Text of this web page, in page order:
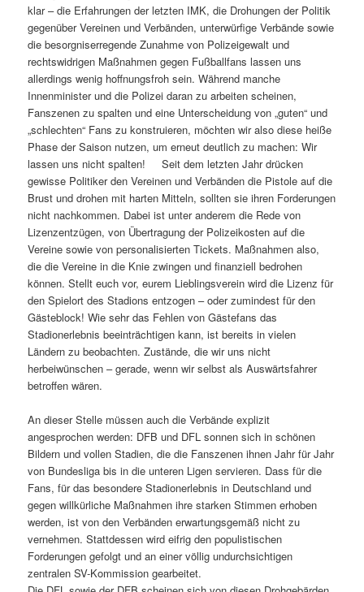
klar – die Erfahrungen der letzten IMK, die Drohungen der Politik
gegenüber Vereinen und Verbänden, unterwürfige Verbände sowie
die besorgniserregende Zunahme von Polizeigewalt und
rechtswidrigen Maßnahmen gegen Fußballfans lassen uns
allerdings wenig hoffnungsfroh sein. Während manche
Innenminister und die Polizei daran zu arbeiten scheinen,
Fanszenen zu spalten und eine Unterscheidung von „guten“ und
„schlechten“ Fans zu konstruieren, möchten wir also diese heiße
Phase der Saison nutzen, um erneut deutlich zu machen: Wir
lassen uns nicht spalten! Seit dem letzten Jahr drücken
gewisse Politiker den Vereinen und Verbänden die Pistole auf die
Brust und drohen mit harten Mitteln, sollten sie ihren Forderungen
nicht nachkommen. Dabei ist unter anderem die Rede von
Lizenzentzügen, von Übertragung der Polizeikosten auf die
Vereine sowie von personalisierten Tickets. Maßnahmen also,
die die Vereine in die Knie zwingen und finanziell bedrohen
können. Stellt euch vor, eurem Lieblingsverein wird die Lizenz für
den Spielort des Stadions entzogen – oder zumindest für den
Gästeblock! Wie sehr das Fehlen von Gästefans das
Stadionerlebnis beeinträchtigen kann, ist bereits in vielen
Ländern zu beobachten. Zustände, die wir uns nicht
herbeiwünschen – gerade, wenn wir selbst als Auswärtsfahrer
betroffen wären.
An dieser Stelle müssen auch die Verbände explizit
angesprochen werden: DFB und DFL sonnen sich in schönen
Bildern und vollen Stadien, die die Fanszenen ihnen Jahr für Jahr
von Bundesliga bis in die unteren Ligen servieren. Dass für die
Fans, für das besondere Stadionerlebnis in Deutschland und
gegen willkürliche Maßnahmen ihre starken Stimmen erhoben
werden, ist von den Verbänden erwartungsgemäß nicht zu
vernehmen. Stattdessen wird eifrig den populistischen
Forderungen gefolgt und an einer völlig undurchsichtigen
zentralen SV-Kommission gearbeitet.